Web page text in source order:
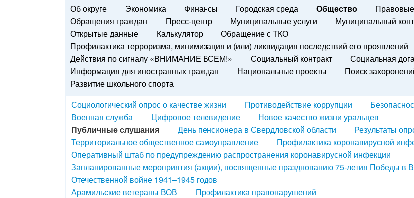
Об округе Экономика Финансы Городская среда Общество
Обращения граждан
Пресс-центр Муниципальные услуги
Муниципальный
Открытые данные
Калькулятор
Обращение с ТКО
Профилактика терроризма, минимизация и (или) ликвидация последствий его проявлений
Действия по сигналу «ВНИМАНИЕ ВСЕМ!»
Социальный контракт
Социальная
Информация для иностранных граждан
Национальные проекты Поиск
Развитие школьного спорта
Социологический опрос о качестве жизни
Противодействие коррупции
Военная служба
Цифровое телевидение
Новое качество жизни уральцев
Публичные слушания
День пенсионера в Свердловской области
Результаты
Территориальное общественное самоуправление
Профилактика коронавирусной
Оперативный штаб по предупреждению распространения коронавирусной инфекции
Запланированные мероприятия (акции), посвященные празднованию 75-летия Победы в
Отечественной войне 1941–1945 годов
Арамильские ветераны ВОВ
Профилактика правонарушений